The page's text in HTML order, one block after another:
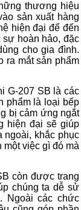
thương hiệu
sản xuất hàng
hiện đại để đến
sự hoàn hảo, đặc
cho gia đình.
ra mắt sản phẩm
G-207 SB là các
phẩm là loại bếp
bị cảm ứng ngắt
hiện đại sẽ giúp
ngoài, khắc phục
việc gì đó mà
còn được trang
chúng ta dễ sử
Ngoài các chức